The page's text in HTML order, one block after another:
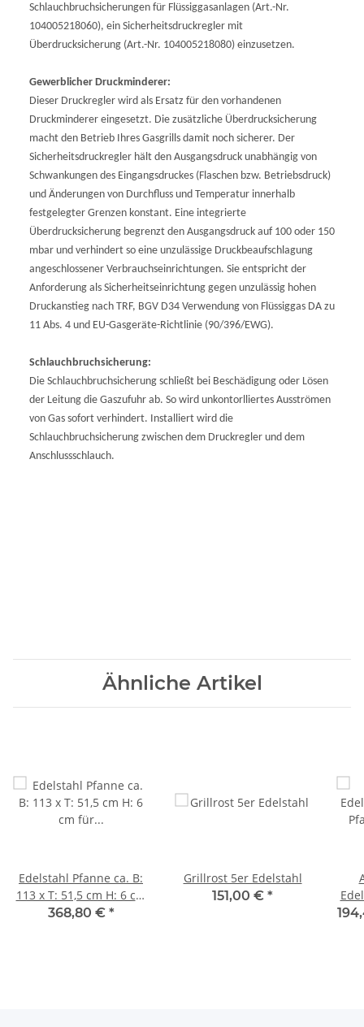
Schlauchbruchsicherungen für Flüssiggasanlagen (Art.-Nr.
104005218060), ein Sicherheitsdruckregler mit
Überdrucksicherung (Art.-Nr. 104005218080) einzusetzen.
Gewerblicher Druckminderer:
Dieser Druckregler wird als Ersatz für den vorhandenen
Druckminderer eingesetzt. Die zusätzliche Überdrucksicherung
macht den Betrieb Ihres Gasgrills damit noch sicherer. Der
Sicherheitsdruckregler hält den Ausgangsdruck unabhängig von
Schwankungen des Eingangsdruckes (Flaschen bzw. Betriebsdruck)
und Änderungen von Durchfluss und Temperatur innerhalb
festgelegter Grenzen konstant. Eine integrierte
Überdrucksicherung begrenzt den Ausgangsdruck auf 100 oder 150
mbar und verhindert so eine unzulässige Druckbeaufschlagung
angeschlossener Verbrauchseinrichtungen. Sie entspricht der
Anforderung als Sicherheitseinrichtung gegen unzulässig hohen
Druckanstieg nach TRF, BGV D34 Verwendung von Flüssiggas DA zu
11 Abs. 4 und EU-Gasgeräte-Richtlinie (90/396/EWG).
Schlauchbruchsicherung:
Die Schlauchbruchsicherung schließt bei Beschädigung oder Lösen
der Leitung die Gaszufuhr ab. So wird unkontorlliertes Ausströmen
von Gas sofort verhindert. Installiert wird die
Schlauchbruchsicherung zwischen dem Druckregler und dem
Anschlussschlauch.
Ähnliche Artikel
Edelstahl Pfanne ca. B:
113 x T: 51,5 cm H: 6 cm
für 6 flammigen Gasgrill
368,80 € *
Grillrost 5er Edelstahl
151,00 € *